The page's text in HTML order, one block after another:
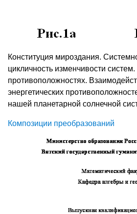
Конституция мироздания.
цикличность изменчивости
противоположностях.
энергетических
нашей планетарной солнечной
Композиции преобразований